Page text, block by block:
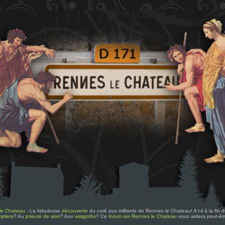
Chateau : La fabuleuse découverte du curé aux milliards de Rennes le Chateau! A t-il à la fin
? Au prieuré de sion? Aux wisigoths? Ce forum sur Rennes le Chateau vous aidera peut-